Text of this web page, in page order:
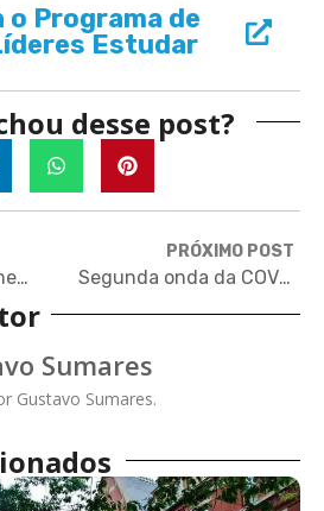
o Programa de
Estudar
desse post?
7 ativistas do movimento negro que você precisa conhecer — e onde eles estudaram
PRÓXIMO POST
Segunda onda da COVID-19: o que dizem as universidades e instituições de pesquisa
Sumares
Gustavo Sumares.